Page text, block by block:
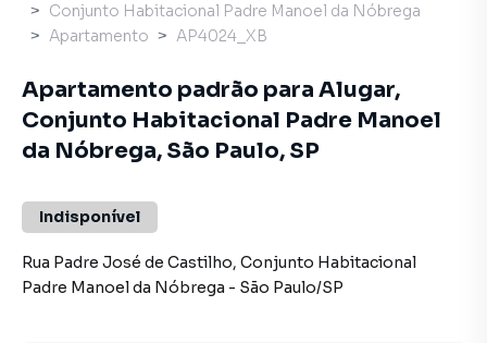
Conjunto Habitacional Padre Manoel da Nóbrega
Apartamento
AP4024_XB
Apartamento padrão para Alugar,
Conjunto Habitacional Padre Manoel
da Nóbrega, São Paulo, SP
Indisponível
Rua Padre José de Castilho, Conjunto Habitacional
Padre Manoel da Nóbrega - São Paulo/SP